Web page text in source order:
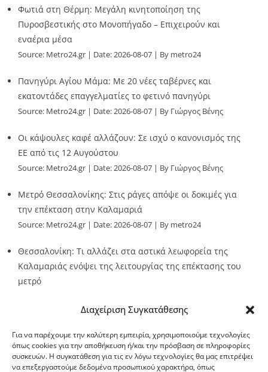
Διαχείριση Συγκατάθεσης
Για να παρέχουμε την καλύτερη εμπειρία, χρησιμοποιούμε τεχνολογίες
όπως cookies για την αποθήκευση ή/και την πρόσβαση σε πληροφορίες
συσκευών. Η συγκατάθεση για τις εν λόγω τεχνολογίες θα μας επιτρέψει
να επεξεργαστούμε δεδομένα προσωπικού χαρακτήρα, όπως
Φωτιά στη Θέρμη: Μεγάλη κινητοποίηση της
Πυροσβεστικής στο Μονοπήγαδο – Επιχειρούν και
εναέρια μέσα
Source: Metro24.gr Date: 2026-08-07 By metro24
Πανηγύρι Αγίου Μάμα: Με 20 νέες ταβέρνες και
εκατοντάδες επαγγελματίες το φετινό πανηγύρι
Source: Metro24.gr Date: 2026-08-07 By Γιώργος Βένης
Οι κάψουλες καφέ αλλάζουν: Σε ισχύ ο κανονισμός της
ΕΕ από τις 12 Αυγούστου
Source: Metro24.gr Date: 2026-08-07 By Γιώργος Βένης
Μετρό Θεσσαλονίκης: Στις ράγες απόψε οι δοκιμές για
την επέκταση στην Καλαμαριά
Source: Metro24.gr Date: 2026-08-07 By metro24
Θεσσαλονίκη: Τι αλλάζει στα αστικά λεωφορεία της
Καλαμαριάς ενόψει της λειτουργίας της επέκτασης του
μετρό